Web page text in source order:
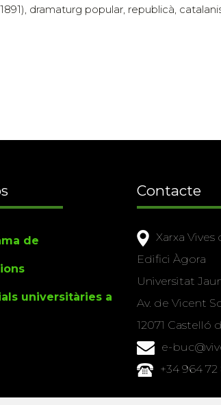
dramaturg popular, republicà,
de
universitàries a
Contacte
Xarxa
Edifici Àgora
Universitat
Av. de Vicent
12071 Castelló
e-
+34 964 72